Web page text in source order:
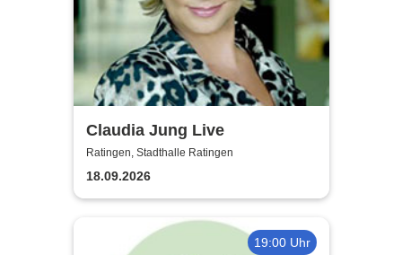
Claudia Jung Live
Ratingen, Stadthalle Ratingen
18.09.2026
19:00 Uhr